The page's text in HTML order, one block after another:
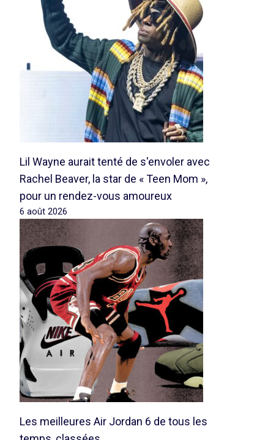
Lil Wayne aurait tenté de s'envoler avec
Rachel Beaver, la star de « Teen Mom »,
pour un rendez-vous amoureux
6 août 2026
Les meilleures Air Jordan 6 de tous les